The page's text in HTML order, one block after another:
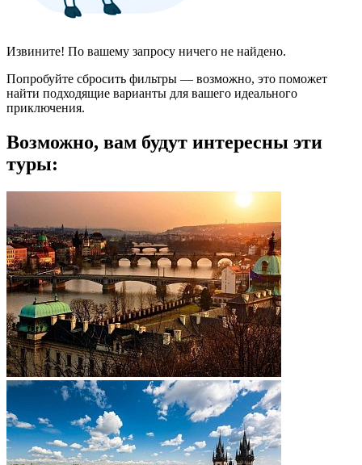
Извините! По вашему запросу ничего не найдено.
Попробуйте сбросить фильтры — возможно, это поможет
найти подходящие варианты для вашего идеального
приключения.
Возможно, вам будут интересны эти
туры: